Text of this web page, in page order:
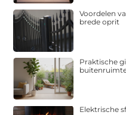
Voordelen
brede oprit
Praktische
Elektrische